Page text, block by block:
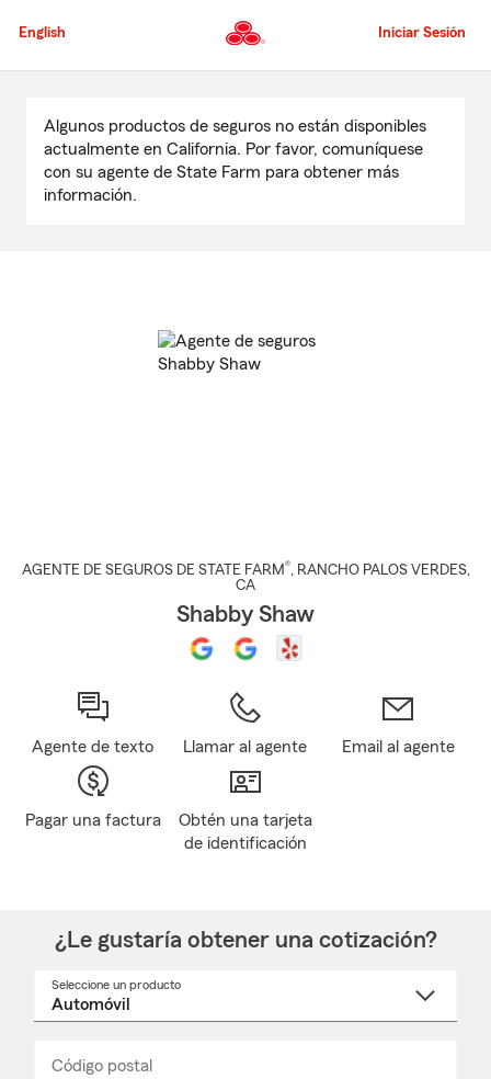
al
principal
English Iniciar Sesión
contenido
principal
Algunos productos de seguros no están disponibles
actualmente en California. Por favor, comuníquese
con su agente de State Farm para obtener más
información.
AGENTE DE SEGUROS DE STATE FARM®, RANCHO PALOS VERDES,
CA
Shabby Shaw
Agente de texto Llamar al agente Email al agente
Pagar una factura
Obtén una tarjeta
de identificación
¿Le gustaría obtener una cotización?
Seleccione un producto
Código postal
_____